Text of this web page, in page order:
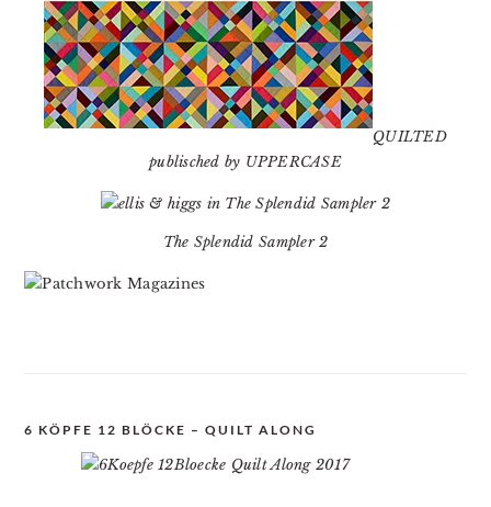
QUILTED
publisched by UPPERCASE
The Splendid Sampler 2
6 KÖPFE 12 BLÖCKE – QUILT ALONG